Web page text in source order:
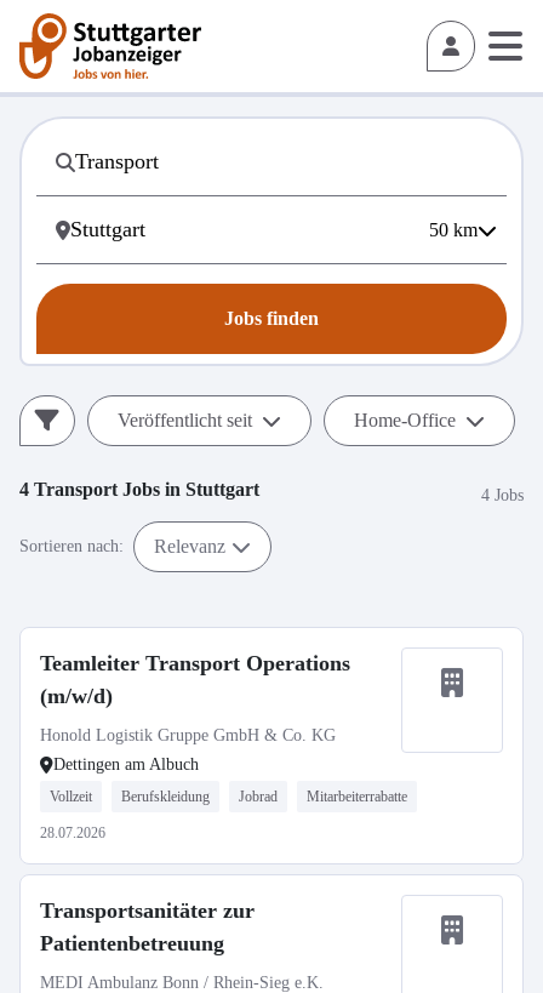
50 km
Jobs finden
Veröffentlicht seit Home-Office
4 Transport Jobs in Stuttgart 4 Jobs
Sortieren nach: Relevanz
Teamleiter Transport Operations
(m/w/d)
Honold Logistik Gruppe GmbH & Co. KG
Dettingen am Albuch
Vollzeit Berufskleidung Jobrad Mitarbeiterrabatte
28.07.2026
Transportsanitäter zur
Patientenbetreuung
MEDI Ambulanz Bonn / Rhein-Sieg e.K.